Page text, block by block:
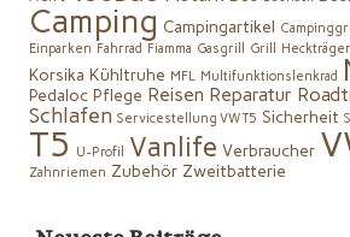
Camping Campingartikel
Einparken Fahrrad Fiamma Gasgrill Grill Heckträger
Korsika Kühltruhe MFL Multifunktionslenkrad
Pedaloc Pflege Reisen Reparatur
Schlafen Servicestellung VW T5 Sicherheit
T5 U-Profil Vanlife Verbraucher
Zahnriemen Zubehör Zweitbatterie